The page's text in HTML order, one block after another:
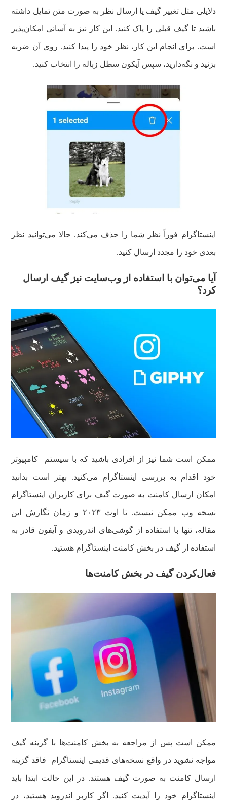
دلایلی مثل تغییر گیف یا ارسال نظر به صورت متن تمایل داشته
باشید تا گیف قبلی را پاک کنید. این کار نیز به آسانی امکان‌پذیر
است. برای انجام این کار، نظر خود را پیدا کنید. روی آن ضربه
بزنید و نگه‌دارید، سپس آیکون سطل زباله را انتخاب کنید.
اینستاگرام فوراً نظر شما را حذف می‌کند. حالا می‌توانید نظر
بعدی خود را مجدد ارسال کنید.
آیا می‌توان با استفاده از وب‌سایت نیز گیف ارسال
کرد؟
ممکن است شما نیز از افرادی باشید که با سیستم کامپیوتر
خود اقدام به بررسی اینستاگرام می‌کنید. بهتر است بدانید
امکان ارسال کامنت به صورت گیف برای کاربران اینستاگرام
نسخه وب ممکن نیست. تا اوت ۲۰۲۳ و زمان نگارش این
مقاله، تنها با استفاده از گوشی‌های اندرویدی و آیفون قادر به
استفاده از گیف در بخش کامنت اینستاگرام هستید.
فعال‌کردن گیف در بخش کامنت‌ها
ممکن است پس از مراجعه به بخش کامنت‌ها با گزینه گیف
مواجه نشوید در واقع نسخه‌های قدیمی اینستاگرام فاقد گزینه
ارسال کامنت به صورت گیف هستند. در این حالت ابتدا باید
اینستاگرام خود را آپدیت کنید. اگر کاربر اندروید هستید، در